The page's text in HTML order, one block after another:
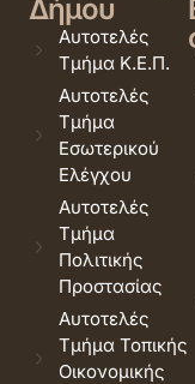
Δήμου
Αυτοτελές
Τμήμα Κ.Ε.Π.
Αυτοτελές
Τμήμα
Εσωτερικού
Ελέγχου
Αυτοτελές
Τμήμα
Πολιτικής
Προστασίας
Αυτοτελές
Τμήμα Τοπικής
Οικονομικής